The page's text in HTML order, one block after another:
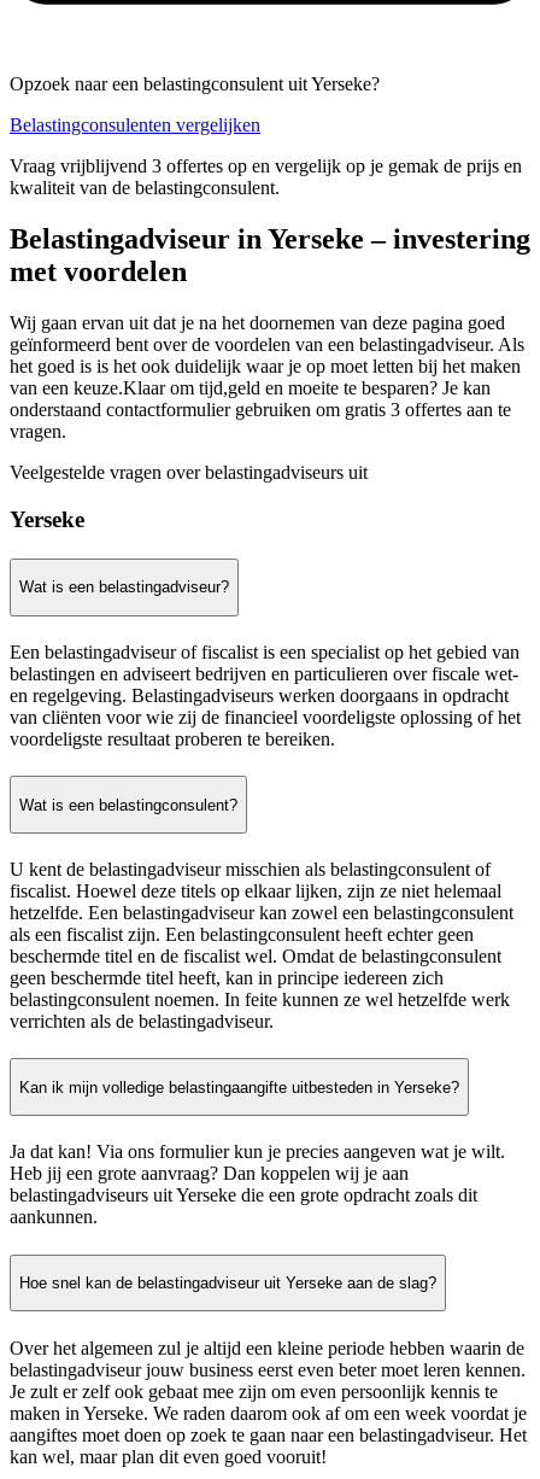
Opzoek naar een belastingconsulent uit Yerseke?
Belastingconsulenten vergelijken
Vraag vrijblijvend 3 offertes op en vergelijk op je gemak de prijs en
kwaliteit van de belastingconsulent.
Belastingadviseur in Yerseke – investering
met voordelen
Wij gaan ervan uit dat je na het doornemen van deze pagina goed
geïnformeerd bent over de voordelen van een belastingadviseur. Als
het goed is is het ook duidelijk waar je op moet letten bij het maken
van een keuze.Klaar om tijd,geld en moeite te besparen? Je kan
onderstaand contactformulier gebruiken om gratis 3 offertes aan te
vragen.
Veelgestelde vragen over belastingadviseurs uit
Yerseke
Wat is een belastingadviseur?
Een belastingadviseur of fiscalist is een specialist op het gebied van
belastingen en adviseert bedrijven en particulieren over fiscale wet-
en regelgeving. Belastingadviseurs werken doorgaans in opdracht
van cliënten voor wie zij de financieel voordeligste oplossing of het
voordeligste resultaat proberen te bereiken.
Wat is een belastingconsulent?
U kent de belastingadviseur misschien als belastingconsulent of
fiscalist. Hoewel deze titels op elkaar lijken, zijn ze niet helemaal
hetzelfde. Een belastingadviseur kan zowel een belastingconsulent
als een fiscalist zijn. Een belastingconsulent heeft echter geen
beschermde titel en de fiscalist wel. Omdat de belastingconsulent
geen beschermde titel heeft, kan in principe iedereen zich
belastingconsulent noemen. In feite kunnen ze wel hetzelfde werk
verrichten als de belastingadviseur.
Kan ik mijn volledige belastingaangifte uitbesteden in Yerseke?
Ja dat kan! Via ons formulier kun je precies aangeven wat je wilt.
Heb jij een grote aanvraag? Dan koppelen wij je aan
belastingadviseurs uit Yerseke die een grote opdracht zoals dit
aankunnen.
Hoe snel kan de belastingadviseur uit Yerseke aan de slag?
Over het algemeen zul je altijd een kleine periode hebben waarin de
belastingadviseur jouw business eerst even beter moet leren kennen.
Je zult er zelf ook gebaat mee zijn om even persoonlijk kennis te
maken in Yerseke. We raden daarom ook af om een week voordat je
aangiftes moet doen op zoek te gaan naar een belastingadviseur. Het
kan wel, maar plan dit even goed vooruit!